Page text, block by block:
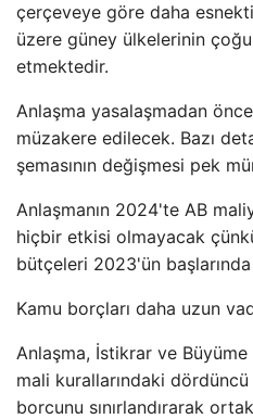
çerçeveye göre daha
üzere güney ülkelerinin
etmektedir.
Anlaşma yasalaşmadan
müzakere edilecek. Bazı
şemasının değişmesi pek
Anlaşmanın 2024'te AB
hiçbir etkisi olmayacak
bütçeleri 2023'ün başlarında
Kamu borçları daha uzun
Anlaşma, İstikrar ve Büyüme
mali kurallarındaki
borcunu sınırlandırarak